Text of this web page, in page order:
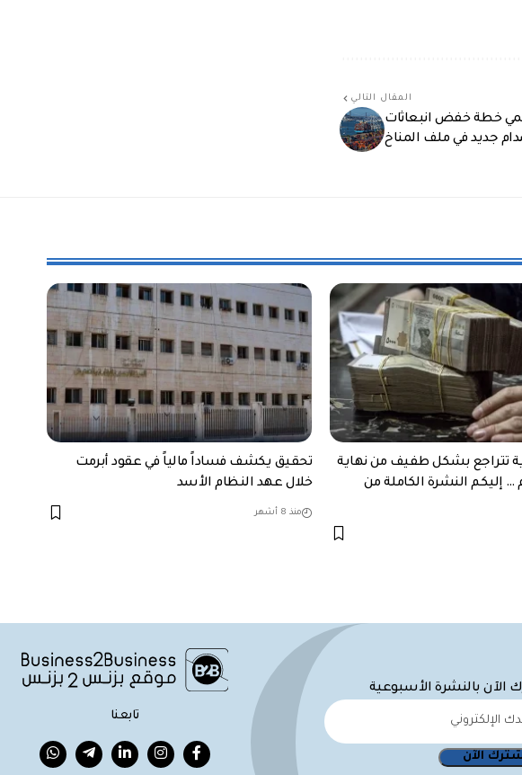
المقال التالي
خطة خفض انبعاثات
جديد في ملف المناخ
تتراجع بشكل طفيف من نهاية
… إليكم النشرة الكاملة من
تحقيق يكشف فساداً مالياً في عقود أبرمت
خلال عهد النظام الأسد
منذ 8 أشهر
الآن بالنشرة الأسبوعية
تابعنا